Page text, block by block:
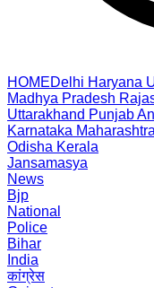
HOMEDelhi Haryana
Madhya Pradesh
Uttarakhand Punjab
Karnataka Maharashtra
Odisha Kerala
Jansamasya
News
Bjp
National
Police
Bihar
India
कांग्रेस